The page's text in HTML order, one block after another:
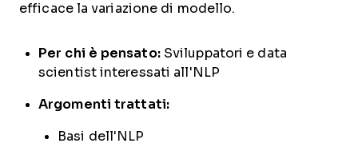
efficace la variazione di modello.
Per chi è pensato:Sviluppatori e data
scientist interessati all'NLP
Argomenti trattati:
Basi dell'NLP